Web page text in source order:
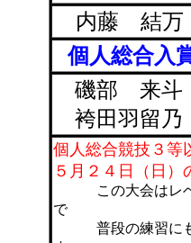
内藤 結万
個人総合入
磯部 来斗
袴田羽留乃
個人総合競技３等
５月２４日（日）
この大会はレ
で
普段の練習にも身